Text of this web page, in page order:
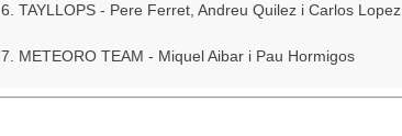
6. TAYLLOPS - Pere Ferret, Andreu Quilez i Carlos Lopez
7. METEORO TEAM - Miquel Aibar i Pau Hormigos